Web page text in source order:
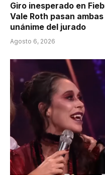
Giro inesperado en
Vale Roth pasan
unánime del jurado
Agosto 6, 2026